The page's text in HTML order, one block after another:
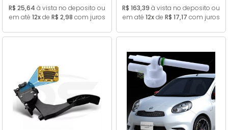
R$ 25,64 à vista no deposito ou
em até 12xde R$ 2,98 com juros
R$ 163,39 à vista no deposito ou
em até 12xde R$ 17,17 com juros